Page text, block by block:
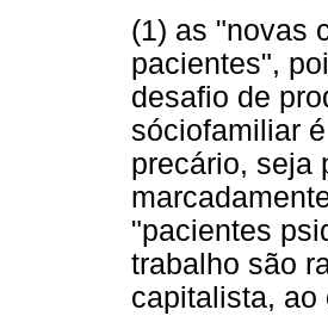
(1) as "novas
pacientes",
desafio de
sóciofamiliar
precário, seja
"pacientes
trabalho são
capitalista,